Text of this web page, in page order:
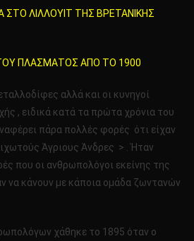
ΤΟΥ
1900
ΛΙΛΛΟΥΙΤ ΤΗΣ ΒΡΕΤΑΝΙΚΗΣ
ΠΛΑΣΜΑΤΟΣ ΑΠΟ ΤΟ 1900
αλλά και οι κυνηγοί
, ειδικά κατά τα πρώτα χρόνια του
πάρα πολλές φορές ότι είχαν
Άγριους Άνδρες > . Ήταν
που οι ανθρωπολόγοι εκείνης της
να κάνουν με κάποια ομάδα ζωντανών
χάθηκε το 1895 όταν ο